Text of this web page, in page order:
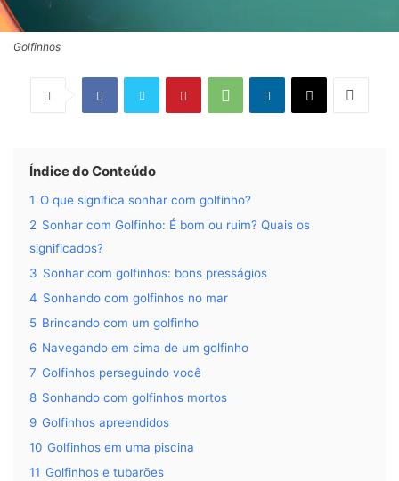
Golfinhos
Índice do Conteúdo
1 O que significa sonhar com golfinho?
2 Sonhar com Golfinho: É bom ou ruim? Quais os
significados?
3 Sonhar com golfinhos: bons presságios
4 Sonhando com golfinhos no mar
5 Brincando com um golfinho
6 Navegando em cima de um golfinho
7 Golfinhos perseguindo você
8 Sonhando com golfinhos mortos
9 Golfinhos apreendidos
10 Golfinhos em uma piscina
11 Golfinhos e tubarões